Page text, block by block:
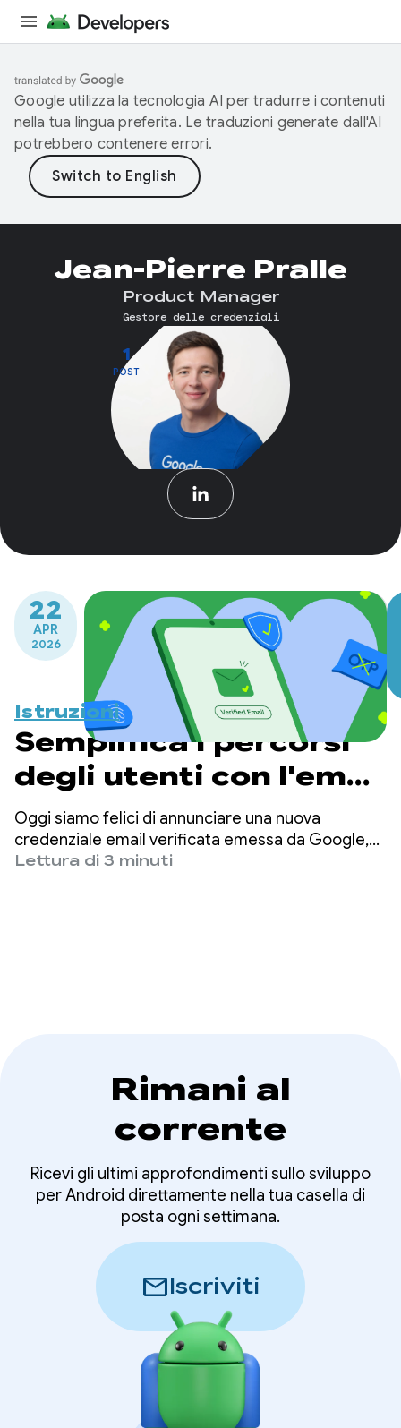
Google utilizza la tecnologia AI per tradurre i contenuti
nella tua lingua preferita. Le traduzioni generate dall'AI
potrebbero contenere errori.
1
POST
Jean-Pierre Pralle
Product Manager
Gestore delle credenziali
22
APR
2026
Istruzioni
Semplifica i percorsi
degli utenti con l'email
verificata tramite
Gestore delle
Oggi siamo felici di annunciare una nuova
credenziale email verificata emessa da Google,
che gli sviluppatori ora possono recuperare
Lettura di 3 minuti
Rimani al
corrente
Ricevi gli ultimi approfondimenti sullo sviluppo
per Android direttamente nella tua casella di
posta ogni settimana.
mailIscriviti